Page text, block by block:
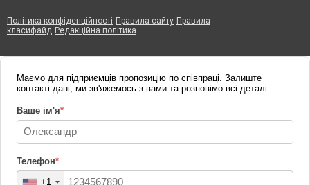
Політика конфіденційності Правила сайту Правила
класифайд Редакційна політика
Маємо для підприємців пропозицію по співпраці. Залиште
контакті дані, ми зв'яжемось з вами та розповімо всі деталі
Ваше ім'я*
Телефон*
+1